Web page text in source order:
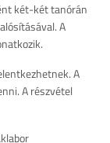
két-két tanórán
A
A
A részvétel